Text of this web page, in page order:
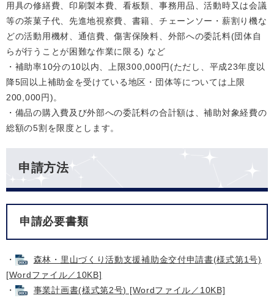
用具の修繕費、印刷製本費、看板類、事務用品、活動時又は会議
等の茶菓子代、先進地視察費、書籍、チェーンソー・薪割り機な
どの活動用機材、通信費、傷害保険料、外部への委託料(団体自
らが行うことが困難な作業に限る) など
・補助率10分の10以内、上限300,000円(ただし、平成23年度以
降5回以上補助金を受けている地区・団体等については上限
200,000円)。
・備品の購入費及び外部への委託料の合計額は、補助対象経費の
総額の5割を限度とします。
申請方法
申請必要書類
・
森林・里山づくり活動支援補助金交付申請書(様式第1号)
[Wordファイル／10KB]
・
事業計画書(様式第2号) [Wordファイル／10KB]